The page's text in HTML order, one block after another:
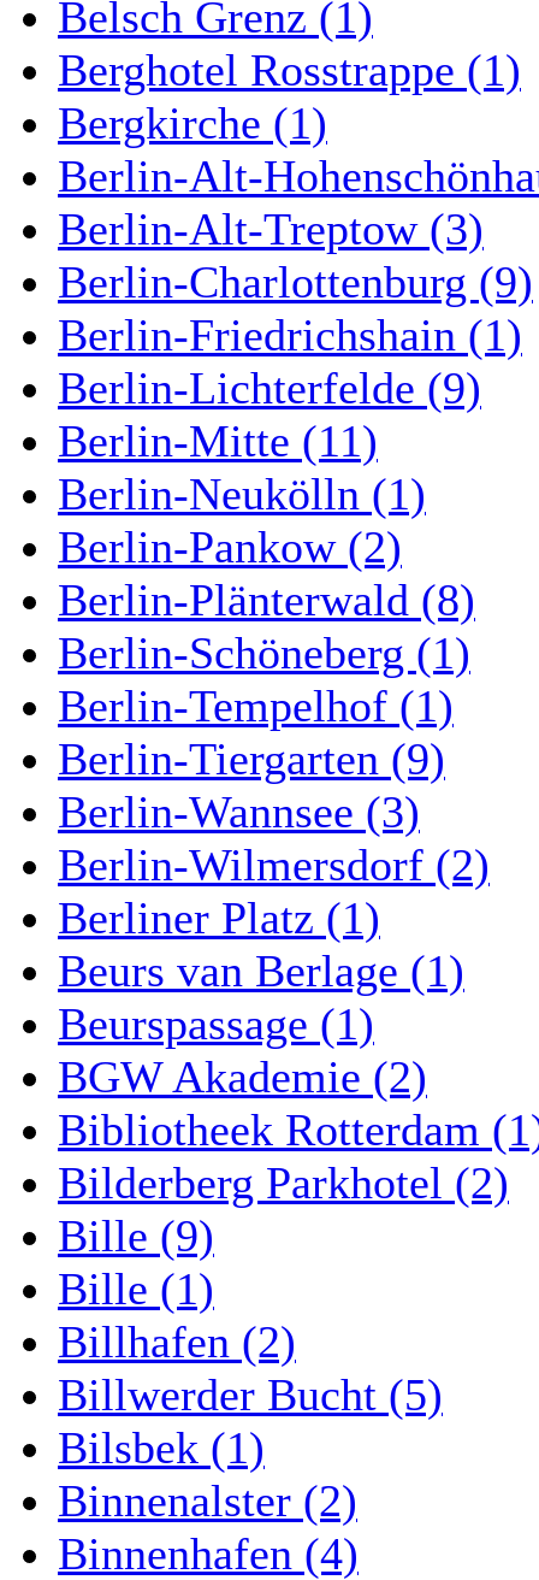
Belsch Grenz (1)
Berghotel Rosstrappe (1)
Bergkirche (1)
Berlin-Alt-
Berlin-Alt-Treptow (3)
Berlin-Charlottenburg (9)
Berlin-Friedrichshain (1)
Berlin-Lichterfelde (9)
Berlin-Mitte (11)
Berlin-Neukölln (1)
Berlin-Pankow (2)
Berlin-Plänterwald (8)
Berlin-Schöneberg (1)
Berlin-Tempelhof (1)
Berlin-Tiergarten (9)
Berlin-Wannsee (3)
Berlin-Wilmersdorf (2)
Berliner Platz (1)
Beurs van Berlage (1)
Beurspassage (1)
BGW Akademie (2)
Bibliotheek Rotterdam
Bilderberg Parkhotel (2)
Bille (9)
Bille (1)
Billhafen (2)
Billwerder Bucht (5)
Bilsbek (1)
Binnenalster (2)
Binnenhafen (4)